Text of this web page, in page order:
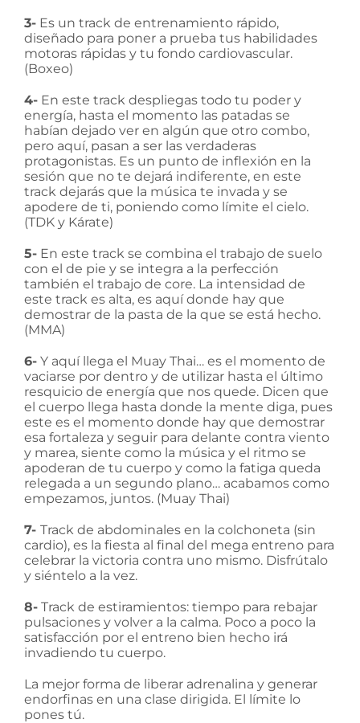
3-Es un track de entrenamiento rápido,
diseñado para poner a prueba tus habilidades
motoras rápidas y tu fondo cardiovascular.
(Boxeo)
4-En este track despliegas todo tu poder y
energía, hasta el momento las patadas se
habían dejado ver en algún que otro combo,
pero aquí, pasan a ser las verdaderas
protagonistas. Es un punto de inflexión en la
sesión que no te dejará indiferente, en este
track dejarás que la música te invada y se
apodere de ti, poniendo como límite el cielo.
(TDK y Kárate)
5-En este track se combina el trabajo de suelo
con el de pie y se integra a la perfección
también el trabajo de core. La intensidad de
este track es alta, es aquí donde hay que
demostrar de la pasta de la que se está hecho.
(MMA)
6-Y aquí llega el Muay Thai… es el momento de
vaciarse por dentro y de utilizar hasta el último
resquicio de energía que nos quede. Dicen que
el cuerpo llega hasta donde la mente diga, pues
este es el momento donde hay que demostrar
esa fortaleza y seguir para delante contra viento
y marea, siente como la música y el ritmo se
apoderan de tu cuerpo y como la fatiga queda
relegada a un segundo plano… acabamos como
empezamos, juntos. (Muay Thai)
7- Track de abdominales en la colchoneta (sin
cardio), es la fiesta al final del mega entreno para
celebrar la victoria contra uno mismo. Disfrútalo
y siéntelo a la vez.
8-Track de estiramientos: tiempo para rebajar
pulsaciones y volver a la calma. Poco a poco la
satisfacción por el entreno bien hecho irá
invadiendo tu cuerpo.
La mejor forma de liberar adrenalina y generar
endorfinas en una clase dirigida. El límite lo
pones tú.